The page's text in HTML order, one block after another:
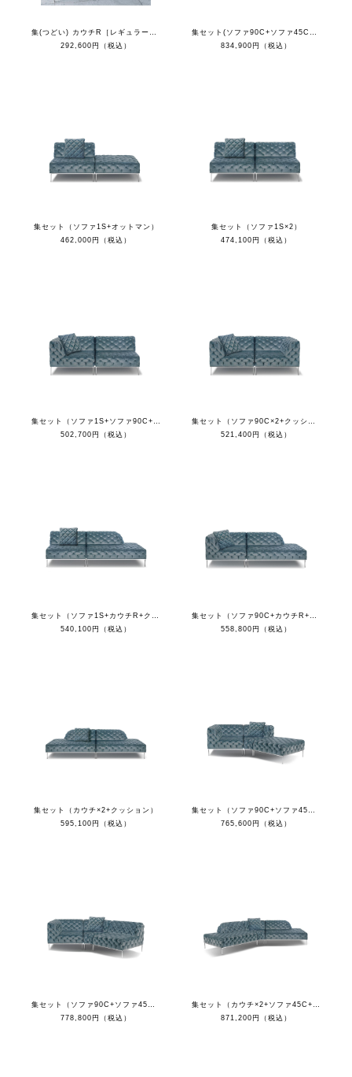
集(つどい) カウチR［レギュラーカラー］
292,600円（税込）
集セット(ソファ90C+ソファ45C+カウチL+クッション)
834,900円（税込）
集セット（ソファ1S+オットマン）
462,000円（税込）
集セット（ソファ1S×2）
474,100円（税込）
集セット（ソファ1S+ソファ90C+クッション）
502,700円（税込）
集セット（ソファ90C×2+クッション）
521,400円（税込）
集セット（ソファ1S+カウチR+クッション）
540,100円（税込）
集セット（ソファ90C+カウチR+クッション）
558,800円（税込）
集セット（カウチ×2+クッション）
595,100円（税込）
集セット（ソファ90C+ソファ45C+オットマン+クッション）
765,600円（税込）
集セット（ソファ90C+ソファ45C+ソファ1S+クッション）
778,800円（税込）
集セット（カウチ×2+ソファ45C+クッション）
871,200円（税込）